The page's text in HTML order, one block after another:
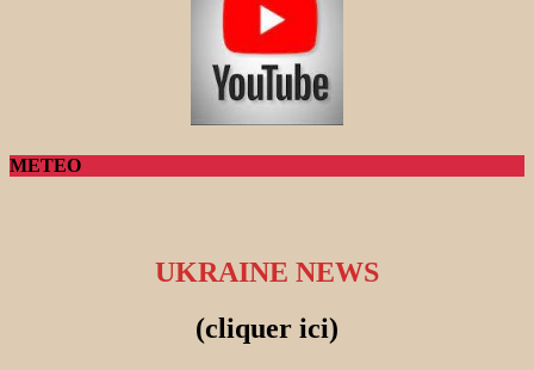
METEO
UKRAINE NEWS
(cliquer ici)